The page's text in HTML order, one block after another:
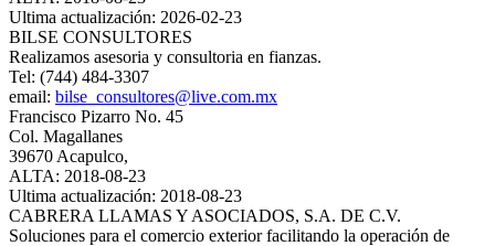
Ultima actualización: 2026-02-23
BILSE CONSULTORES
Realizamos asesoria y consultoria en fianzas.
Tel: (744) 484-3307
email: bilse_consultores@live.com.mx
Francisco Pizarro No. 45
Col. Magallanes
39670 Acapulco,
ALTA: 2018-08-23
Ultima actualización: 2018-08-23
CABRERA LLAMAS Y ASOCIADOS, S.A. DE C.V.
Soluciones para el comercio exterior facilitando la operación de